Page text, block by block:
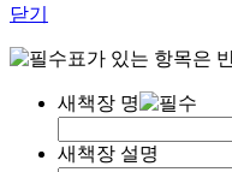
닫기
표가 있는 항목은
새책장 명
새책장 설명